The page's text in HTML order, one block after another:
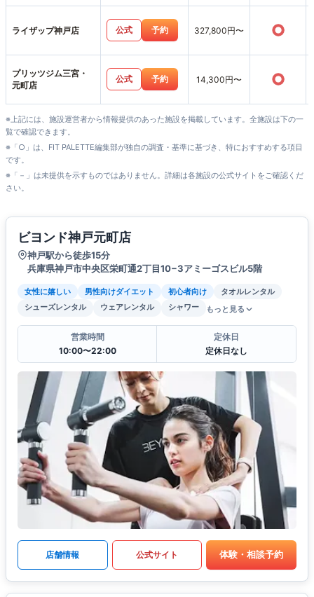
ライザップ神戸店 公式 予約 327,800円〜 ○
プリッツジム三宮・
元町店
公式 予約 14,300円〜 ○
※上記には、施設運営者から情報提供のあった施設を掲載しています。全施設は下の一
覧で確認できます。
※「○」は、FIT PALETTE編集部が独自の調査・基準に基づき、特におすすめする項目
です。
※「－」は未提供を示すものではありません。詳細は各施設の公式サイトをご確認くだ
さい。
ビヨンド神戸元町店
神戸駅から徒歩15分
兵庫県神戸市中央区栄町通2丁目10−3アミーゴスビル5階
女性に嬉しい 男性向けダイエット 初心者向け
タオルレンタル
シューズレンタル
ウェアレンタル シャワー もっと見る
営業時間
10:00〜22:00
定休日
定休日なし
店舗情報 公式サイト 体験・相談予約